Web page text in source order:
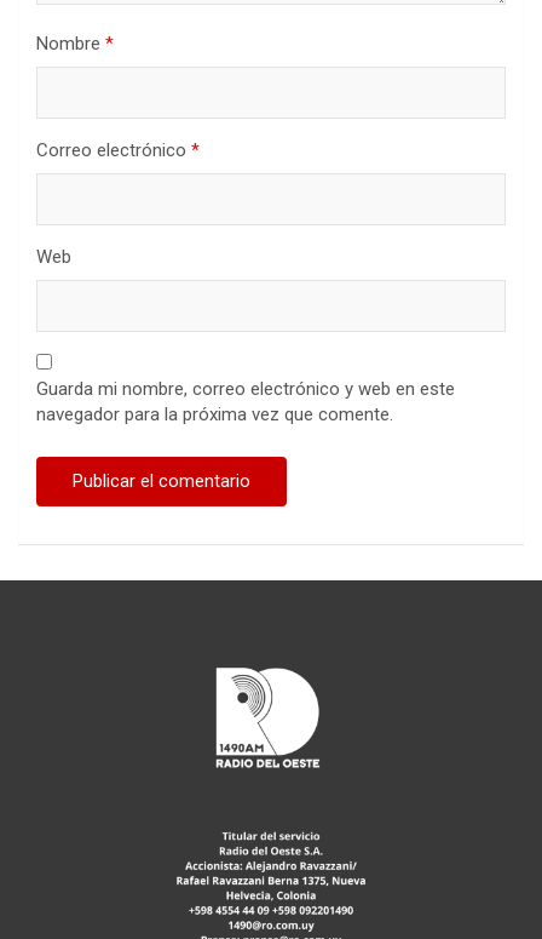
Nombre *
Correo electrónico *
Web
Guarda mi nombre, correo electrónico y web en este
navegador para la próxima vez que comente.